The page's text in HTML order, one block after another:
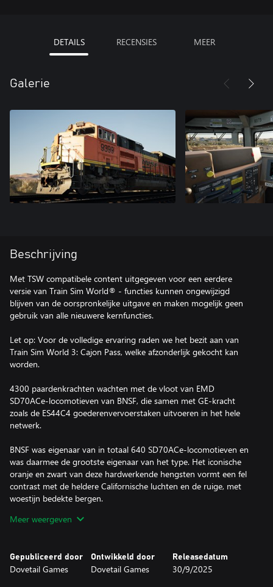
DETAILS RECENSIES MEER
Galerie
Beschrijving
Met TSW compatibele content uitgegeven voor een eerdere
versie van Train Sim World® - functies kunnen ongewijzigd
blijven van de oorspronkelijke uitgave en maken mogelijk geen
gebruik van alle nieuwere kernfuncties.
Let op: Voor de volledige ervaring raden we het bezit aan van
Train Sim World 3: Cajon Pass, welke afzonderlijk gekocht kan
worden.
4300 paardenkrachten wachten met de vloot van EMD
SD70ACe-locomotieven van BNSF, die samen met GE-kracht
zoals de ES44C4 goederenvervoerstaken uitvoeren in het hele
netwerk.
BNSF was eigenaar van in totaal 640 SD70ACe-locomotieven en
was daarmee de grootste eigenaar van het type. Het iconische
oranje en zwart van deze hardwerkende hengsten vormt een fel
contrast met de heldere Californische luchten en de ruige, met
woestijn bedekte bergen.
Schommel naar de voet van de Cajon Pass in Train Sim World 3
manifestvracht met Centerbeams op sleeptouw en verplaats
containervracht op wielen, op wielen, met de klassieke Truck
Meer weergeven
Gepubliceerd door
Dovetail Games
Ontwikkeld door
Dovetail Games
Releasedatum
30/9/2025